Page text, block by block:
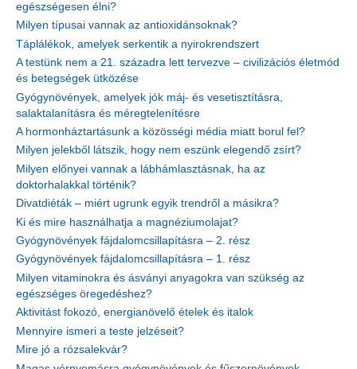
egészségesen élni?
Milyen típusai vannak az antioxidánsoknak?
Táplálékok, amelyek serkentik a nyirokrendszert
A testünk nem a 21. századra lett tervezve – civilizációs életmód
és betegségek ütközése
Gyógynövények, amelyek jók máj- és vesetisztításra,
salaktalanításra és méregtelenítésre
A hormonháztartásunk a közösségi média miatt borul fel?
Milyen jelekből látszik, hogy nem eszünk elegendő zsírt?
Milyen előnyei vannak a lábhámlasztásnak, ha az
doktorhalakkal történik?
Divatdiéták – miért ugrunk egyik trendről a másikra?
Ki és mire használhatja a magnéziumolajat?
Gyógynövények fájdalomcsillapításra – 2. rész
Gyógynövények fájdalomcsillapításra – 1. rész
Milyen vitaminokra és ásványi anyagokra van szükség az
egészséges öregedéshez?
Aktivitást fokozó, energianövelő ételek és italok
Mennyire ismeri a teste jelzéseit?
Mire jó a rózsalekvár?